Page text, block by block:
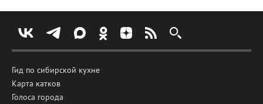
Гид по сибирской кухне
Карта катков
Голоса города